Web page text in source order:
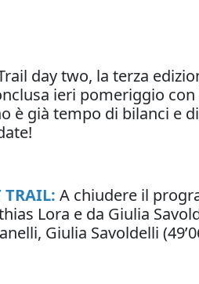
day two, la terza
ieri pomeriggio
è già tempo di bilanci e
TRAIL: A chiudere il
Lora e da Giulia
Giulia Savoldelli